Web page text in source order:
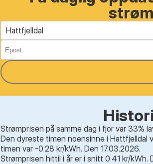
Hattfjelldal
Strømprisen på samme dag i fjor var 33%
Den dyreste timen noensinne i Hattfjelldal
timen var -0.28 kr/kWh. Den 17.03.2026.
Strømprisen hittil i år er i snitt 0.41 kr/